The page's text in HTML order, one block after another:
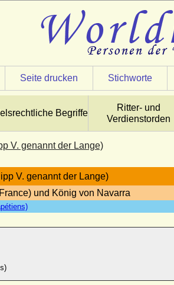
Seite drucken Stichworte
Begriffe
Ritter- und
Verdienstorden
V. genannt der Lange)
V. genannt der Lange)
und König von Navarra